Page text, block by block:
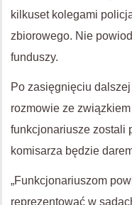
kilkuset kolegami
zbiorowego. Nie
funduszy.
Po zasięgnięciu
rozmowie ze
funkcjonariusze zostali
komisarza będzie
„Funkcjonariuszom
reprezentować w